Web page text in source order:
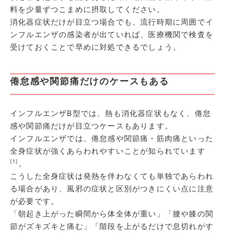
料を少量ずつこまめに摂取してください。
消化器症状だけが目立つ場合でも、流行時期に周囲でイ
ンフルエンザの感染者が出ていれば、医療機関で検査を
受けておくことで早めに対処できるでしょう。
倦怠感や関節痛だけのケースもある
インフルエンザB型では、熱も消化器症状もなく、倦怠
感や関節痛だけが目立つケースもあります。
インフルエンザでは、倦怠感や関節痛・筋肉痛といった
全身症状が強くあらわれやすいことが知られています
[1] 。
こうした全身症状は発熱を伴わなくても単独であらわれ
る場合があり、風邪の症状と区別がつきにくい点に注意
が必要です。
「朝起き上がった瞬間から体全体が重い」「腰や膝の関
節がズキズキと痛む」「階段を上がるだけで息切れがす